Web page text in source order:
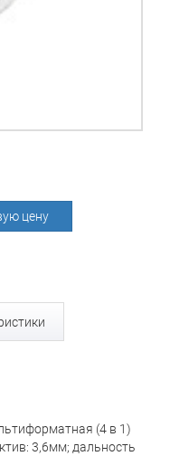
цену
(4 в 1)
3,6мм; дальность